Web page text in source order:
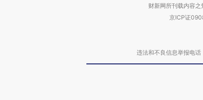
财新网所刊载内容
京ICP证
违法和不良信息举报电